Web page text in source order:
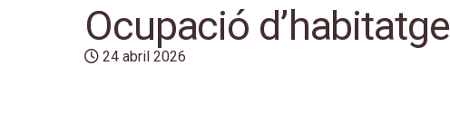
Ocupació d’habitatge
24 abril 2026